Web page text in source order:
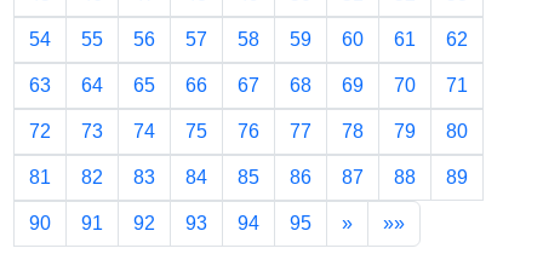
54 55 56 57 58 59 60 61 62
63 64 65 66 67 68 69 70 71
72 73 74 75 76 77 78 79 80
81 82 83 84 85 86 87 88 89
90 91 92 93 94 95 » »»